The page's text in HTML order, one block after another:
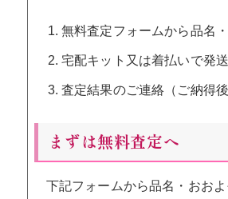
無料査定フォームから品名
宅配キット又は着払いで発送
査定結果のご連絡（ご納得後
まずは無料査定へ
下記フォームから品名・おお